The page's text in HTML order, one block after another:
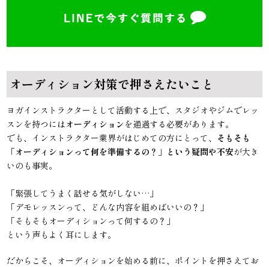
オーディション対策で押さえたいこと
ヨガインストラクターとして活動する上で、スタジオやジムでレッ
スンを持つにはオーディションを通過する必要があります。
でも、インストラクター業界がはじめての方にとって、 そもそも
「オーディションって何を準備するの？」という疑問や不安が大き
いのも事実。
「緊張してうまく話せる気がしない…」
「デモレッスンって、どんな内容を組めばいいの？」
「そもそもオーディションって何するの？」
という声もよく耳にします。
だからこそ、オーディションを始める前に、ポイントを押さえてお